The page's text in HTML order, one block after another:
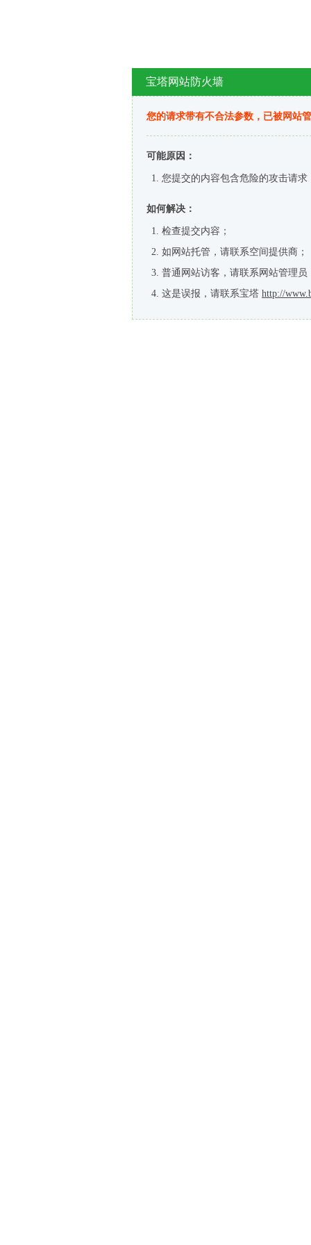
宝塔网站防火墙
您的请求带有不合法参数，已被网站
可能原因：
您提交的内容包含危险的攻击请求
如何解决：
检查提交内容；
如网站托管，请联系空间提供商；
普通网站访客，请联系网站管理员
这是误报，请联系宝塔 http://